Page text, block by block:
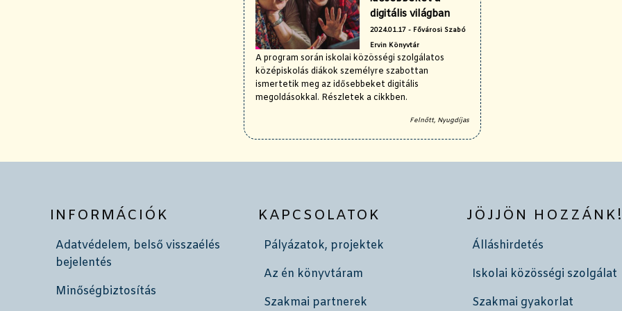
digitális világban
2024.01.17 - Fővárosi Szabó
Ervin Könyvtár
A program során iskolai közösségi szolgálatos
középiskolás diákok személyre szabottan
ismertetik meg az idősebbeket digitális
megoldásokkal. Részletek a cikkben.
Felnőtt, Nyugdíjas
INFORMÁCIÓK
Adatvédelem, belső visszaélés
bejelentés
Minőségbiztosítás
KAPCSOLATOK
Pályázatok, projektek
Az én könyvtáram
Szakmai partnerek
JÖJJÖN
Álláshirdetés
Iskolai közösségi szolgálat
Szakmai gyakorlat